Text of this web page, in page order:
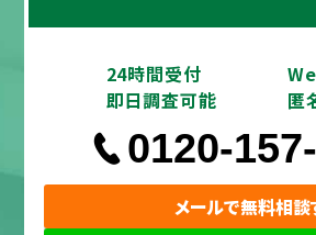
24時間受付
即日調査可能
匿
0120-
メールで無料相談